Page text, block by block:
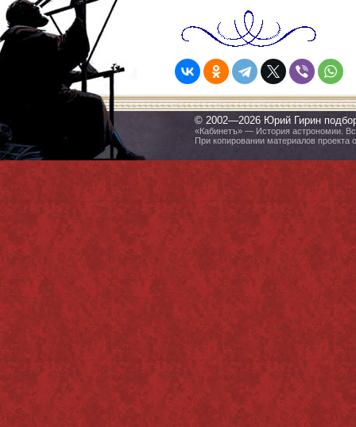
© 2002—2026 Юрий Гирин
«Кабинетъ» — История астрономии.
При копировании материалов проекта